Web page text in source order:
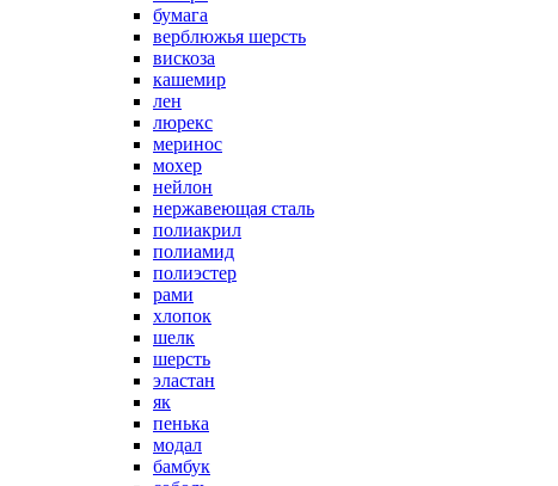
бумага
верблюжья шерсть
вискоза
кашемир
лен
люрекс
меринос
мохер
нейлон
нержавеющая сталь
полиакрил
полиамид
полиэстер
рами
хлопок
шелк
шерсть
эластан
як
пенька
модал
бамбук